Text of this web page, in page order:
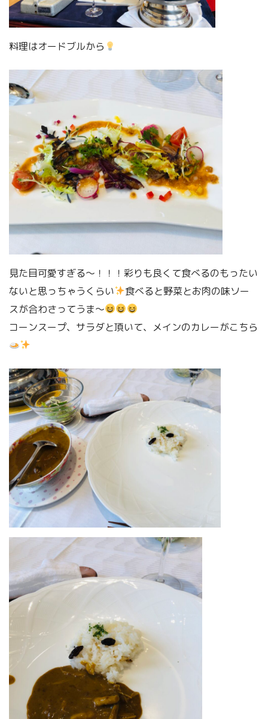
料理はオードブルから
見た目可愛すぎる〜！！！彩りも良くて食べるのもったい
ないと思っちゃうくらい
食べると野菜とお肉の味ソー
スが合わさってうま〜
コーンスープ、サラダと頂いて、メインのカレーがこちら